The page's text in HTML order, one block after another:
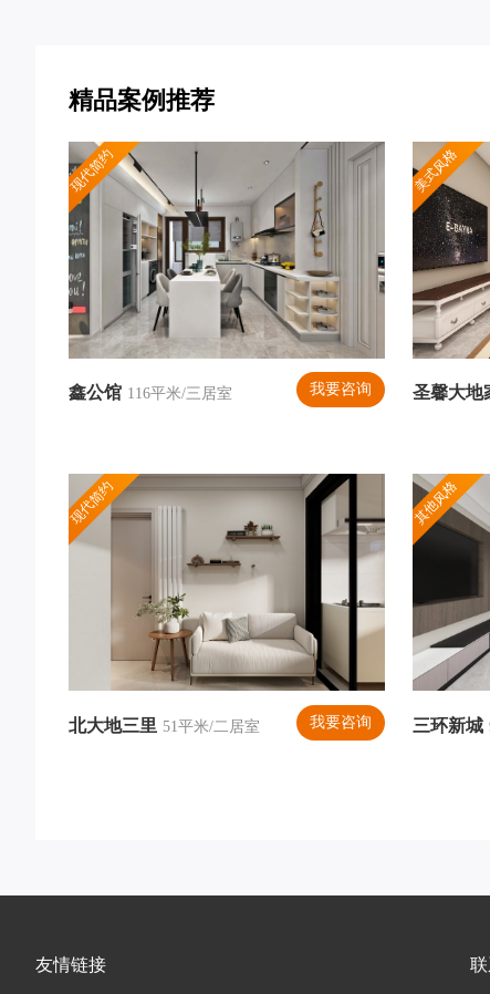
精品案例推荐
现代简约
鑫公馆 116平米/三居室 我要咨询
美式风格
圣馨大地
现代简约
北大地三里 51平米/二居室 我要咨询
其他风格
三环新城
友情链接